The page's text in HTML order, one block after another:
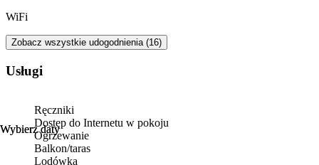
nikt na czas nie odpisał, tylko 7 godzin
sami.
Wybierz daty
Wybierz daty
WiFi
Zobacz wszystkie udogodnienia (16)
Usługi
Ręczniki
Dostęp do Internetu w pokoju
Ogrzewanie
Balkon/taras
Lodówka